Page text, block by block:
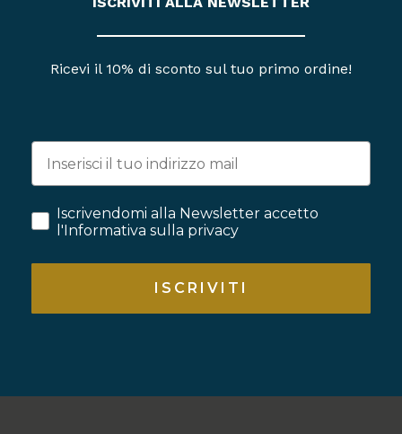
Ricevi il 10% di sconto sul tuo primo ordine!
Iscrivendomi alla Newsletter accetto
l'Informativa sulla privacy
ISCRIVITI